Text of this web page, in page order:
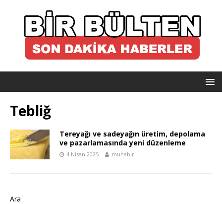
Tebliğ
Tereyağı ve sadeyağın üretim, depolama
ve pazarlamasında yeni düzenleme
4 Nisan 2025 muhabir
Ara